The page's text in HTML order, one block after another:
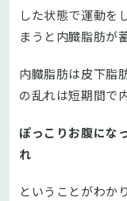
した状態で運動を
まうと内臓脂肪が
内臓脂肪は皮下脂
の乱れは短期間で
ぽっこりお腹にな
れ
ということがわか